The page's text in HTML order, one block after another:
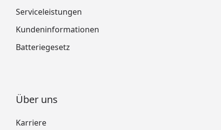
Serviceleistungen
Kundeninformationen
Batteriegesetz
Über uns
Karriere